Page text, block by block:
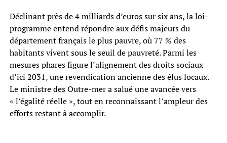
Déclinant près de 4 milliards d’euros sur six ans, la loi-
programme entend répondre aux défis majeurs du
département français le plus pauvre, où 77 % des
habitants vivent sous le seuil de pauvreté. Parmi les
mesures phares figure l’alignement des droits sociaux
d’ici 2031, une revendication ancienne des élus locaux.
Le ministre des Outre-mer a salué une avancée vers
« l’égalité réelle », tout en reconnaissant l’ampleur des
efforts restant à accomplir.